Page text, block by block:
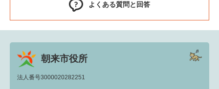
よくある質問と回答
朝来市役所
法人番号3000020282251